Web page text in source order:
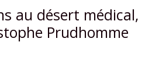
au désert médical,
Prudhomme